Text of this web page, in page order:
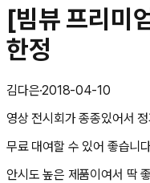
[빔뷰 프리미
한정
김다은·2018-04-10
영상 전시회가 종종있어서
무료 대여할 수 있어 좋습니
안시도 높은 제품이여서 딱